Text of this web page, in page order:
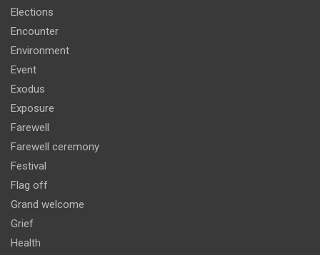
Elections
Encounter
Environment
Event
Exodus
Exposure
Farewell
Farewell ceremony
Festival
Flag off
Grand welcome
Grief
Health